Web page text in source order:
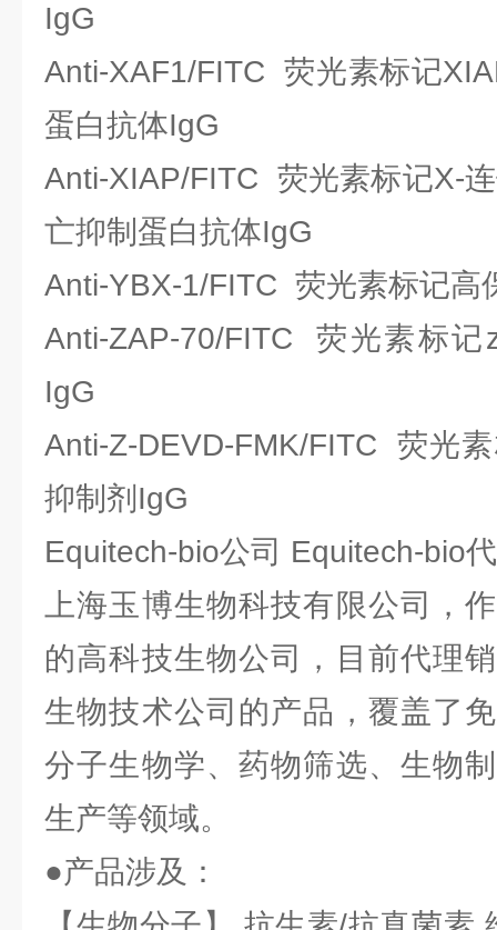
IgG
Anti-XAF1/FITC 荧光素标记
蛋白抗体IgG
Anti-XIAP/FITC 荧光素标记X-
亡抑制蛋白抗体IgG
Anti-YBX-1/FITC 荧光素标记高
Anti-ZAP-70/FITC 荧光素标
IgG
Anti-Z-DEVD-FMK/FITC 荧光
抑制剂IgG
Equitech-bio公司 Equitech-bio
上海玉博生物科技有限公司，
的高科技生物公司，目前代理
生物技术公司的产品，覆盖了
分子生物学、药物筛选、生物
生产等领域。
●产品涉及：